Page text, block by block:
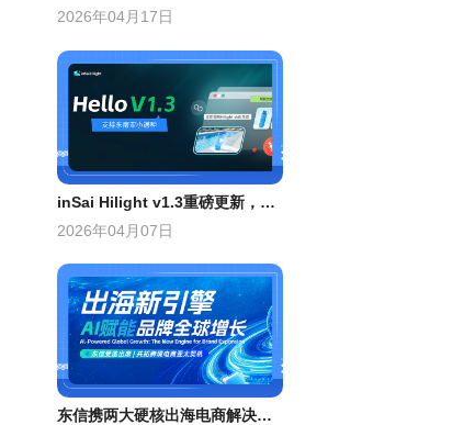
2026年04月17日
inSai Hilight v1.3重磅更新，一键接入龙虾Claw生态
2026年04月07日
东信携两大硬核出海电商解决方案出席“出海新引擎”峰会